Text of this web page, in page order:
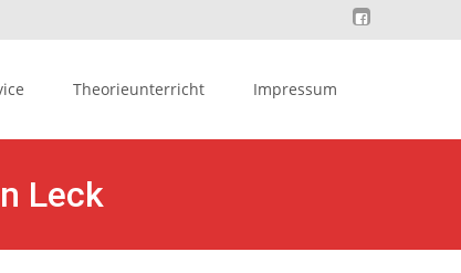
Theorieunterricht Impressum
Leck